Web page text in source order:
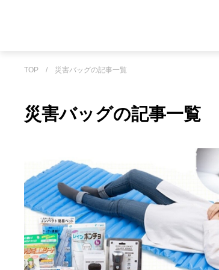
TOP / 災害バッグの記事一覧
災害バッグの記事一覧